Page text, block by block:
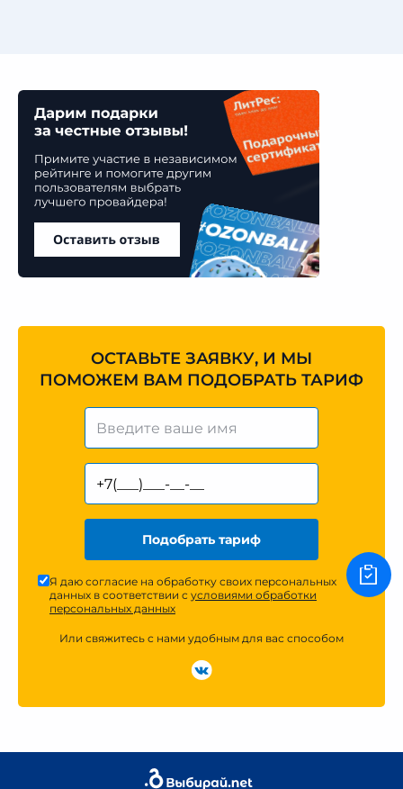
ОСТАВЬТЕ ЗАЯВКУ, И МЫ
ПОМОЖЕМ ВАМ ПОДОБРАТЬ ТАРИФ
Подобрать тариф
Я даю согласие на обработку своих персональных
данных в соответствии с условиями обработки
персональных данных
Или свяжитесь с нами удобным для вас способом